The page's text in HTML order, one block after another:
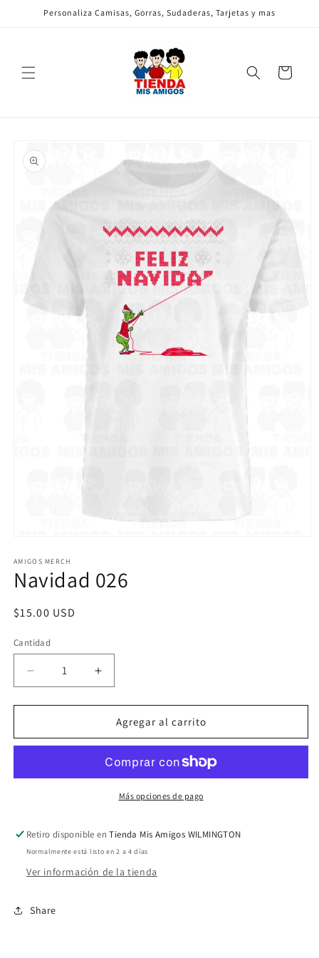
directamente
Personaliza Camisas, Gorras, Sudaderas, Tarjetas y mas
Carrito
a la
información
multimedia
1
en
modal
AMIGOS MERCH
Navidad 026
Precio
$15.00 USD
Cantidad
Reducir
cantidad
para
026
Aumentar
cantidad
para
Navidad
026
Agregar al carrito
Más opciones de pago
Retiro disponible enTienda Mis Amigos WILMINGTON
Normalmente está listo en 2 a 4 días
Ver información de la tienda
Share